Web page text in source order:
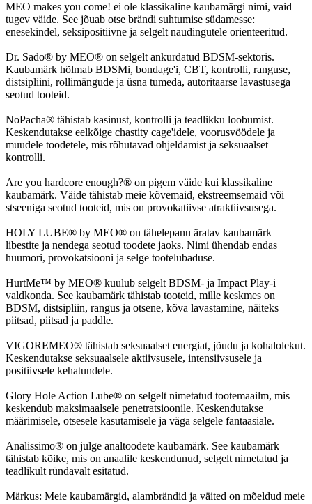
MEO makes you come! ei ole klassikaline kaubamärgi nimi, vaid
tugev väide. See jõuab otse brändi suhtumise südamesse:
enesekindel, seksipositiivne ja selgelt naudingutele orienteeritud.
Dr. Sado® by MEO® on selgelt ankurdatud BDSM-sektoris.
Kaubamärk hõlmab BDSMi, bondage'i, CBT, kontrolli, ranguse,
distsipliini, rollimängude ja üsna tumeda, autoritaarse lavastusega
seotud tooteid.
NoPacha® tähistab kasinust, kontrolli ja teadlikku loobumist.
Keskendutakse eelkõige chastity cage'idele, voorusvöödele ja
muudele toodetele, mis rõhutavad ohjeldamist ja seksuaalset
kontrolli.
Are you hardcore enough?® on pigem väide kui klassikaline
kaubamärk. Väide tähistab meie kõvemaid, ekstreemsemaid või
stseeniga seotud tooteid, mis on provokatiivse atraktiivsusega.
HOLY LUBE® by MEO® on tähelepanu äratav kaubamärk
libestite ja nendega seotud toodete jaoks. Nimi ühendab endas
huumori, provokatsiooni ja selge tootelubaduse.
HurtMe™ by MEO® kuulub selgelt BDSM- ja Impact Play-i
valdkonda. See kaubamärk tähistab tooteid, mille keskmes on
BDSM, distsipliin, rangus ja otsene, kõva lavastamine, näiteks
piitsad, piitsad ja paddle.
VIGOREMEO® tähistab seksuaalset energiat, jõudu ja kohalolekut.
Keskendutakse seksuaalsele aktiivsusele, intensiivsusele ja
positiivsele kehatundele.
Glory Hole Action Lube® on selgelt nimetatud tootemaailm, mis
keskendub maksimaalsele penetratsioonile. Keskendutakse
määrimisele, otsesele kasutamisele ja väga selgele fantaasiale.
Analissimo® on julge analtoodete kaubamärk. See kaubamärk
tähistab kõike, mis on anaalile keskendunud, selgelt nimetatud ja
teadlikult ründavalt esitatud.
Märkus: Meie kaubamärgid, alambrändid ja väited on mõeldud meie